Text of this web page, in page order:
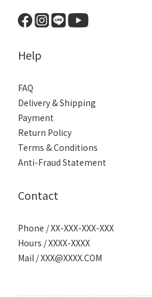
Help
FAQ
Delivery & Shipping
Payment
Return Policy
Terms & Conditions
Anti-Fraud Statement
Contact
Phone / XX-XXX-XXX-XXX
Hours / XXXX-XXXX
Mail / XXX@XXXX.COM